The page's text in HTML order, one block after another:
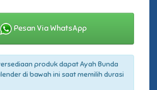
Pesan Via WhatsApp
produk dapat Ayah Bunda
di bawah ini saat memilih durasi